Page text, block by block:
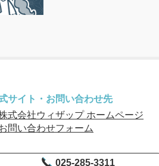
サイト・お問い合わせ先
式会社ウィザップ ホームページ
問い合わせフォーム
025-285-3311